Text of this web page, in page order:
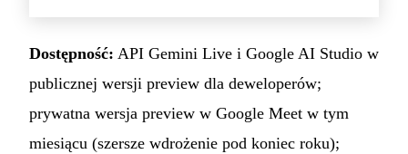
Dostępność: API Gemini Live i Google AI Studio w
publicznej wersji preview dla deweloperów;
prywatna wersja preview w Google Meet w tym
miesiącu (szersze wdrożenie pod koniec roku);